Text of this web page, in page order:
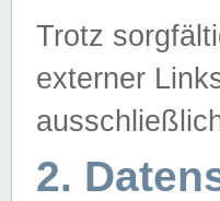
Trotz
externer
2.